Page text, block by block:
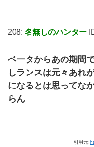
208: 名無しのハンター
ベータからあの期間
しランスは元々あれ
になるとは思ってな
らん
引用元: